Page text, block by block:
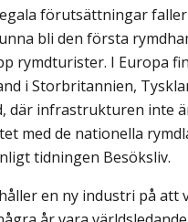
förutsättningar
bli den första
rymdturister. I Europa
i Storbritannien,
där infrastrukturen inte
med de nationella
tidningen Besöksliv.
en ny industri på att